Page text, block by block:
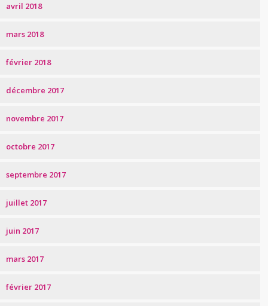
avril 2018
mars 2018
février 2018
décembre 2017
novembre 2017
octobre 2017
septembre 2017
juillet 2017
juin 2017
mars 2017
février 2017